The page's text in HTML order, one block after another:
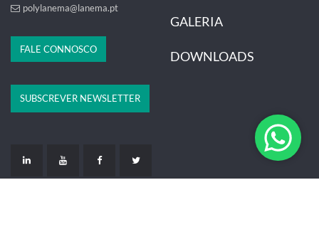
polylanema@lanema.pt
FALE CONNOSCO
GALERIA
DOWNLOADS
SUBSCREVER NEWSLETTER